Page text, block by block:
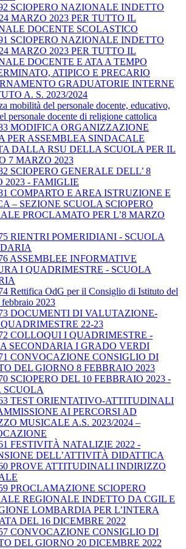
SCIOPERO NAZIONALE INDETTO
MARZO 2023 PER TUTTO IL
DOCENTE SCOLASTICO
SCIOPERO NAZIONALE INDETTO
MARZO 2023 PER TUTTO IL
DOCENTE E ATA A TEMPO
ATIPICO E PRECARIO
GRADUATORIE INTERNE
A. S. 2023/2024
mobilità del personale docente, educativo,
personale docente di religione cattolica
MODIFICA ORGANIZZAZIONE
PER ASSEMBLEA SINDACALE
DALLA RSU DELLA SCUOLA PER IL
7 MARZO 2023
SCIOPERO GENERALE DELL’ 8
2023 - FAMIGLIE
COMPARTO E AREA ISTRUZIONE E
– SEZIONE SCUOLA SCIOPERO
PROCLAMATO PER L’8 MARZO
RIENTRI POMERIDIANI - SCUOLA
ASSEMBLEE INFORMATIVE
I QUADRIMESTRE - SCUOLA
Rettifica OdG per il Consiglio di Istituto del
2023
DOCUMENTI DI VALUTAZIONE-
22-23
COLLOQUI I QUADRIMESTRE -
SECONDARIA I GRADO VERDI
CONVOCAZIONE CONSIGLIO DI
DEL GIORNO 8 FEBBRAIO 2023
SCIOPERO DEL 10 FEBBRAIO 2023 -
SCUOLA
TEST ORIENTATIVO-ATTITUDINALI
AI PERCORSI AD
MUSICALE A.S. 2023/2024 –
FESTIVITÀ NATALIZIE 2022 -
DELL’ATTIVITÀ DIDATTICA
PROVE ATTITUDINALI INDIRIZZO
PROCLAMAZIONE SCIOPERO
REGIONALE INDETTO DA CGIL E
LOMBARDIA PER L’INTERA
DEL 16 DICEMBRE 2022
CONVOCAZIONE CONSIGLIO DI
DEL GIORNO 20 DICEMBRE 2022